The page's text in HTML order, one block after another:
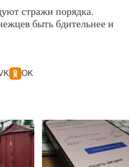
стражи порядка.
быть бдительнее и
OK